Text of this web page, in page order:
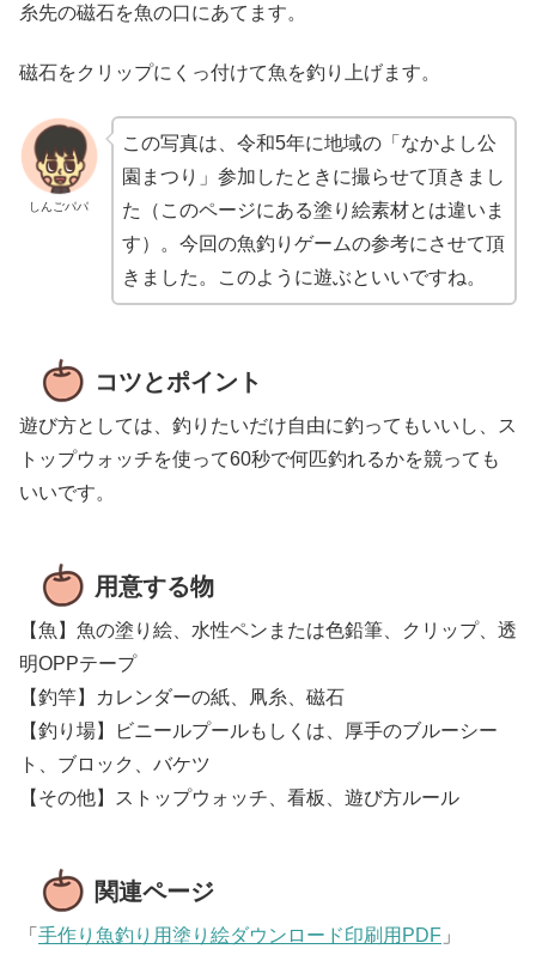
糸先の磁石を魚の口にあてます。
磁石をクリップにくっ付けて魚を釣り上げます。
しんごパパ
この写真は、令和5年に地域の「なかよし公
園まつり」参加したときに撮らせて頂きまし
た（このページにある塗り絵素材とは違いま
す）。今回の魚釣りゲームの参考にさせて頂
きました。このように遊ぶといいですね。
コツとポイント
遊び方としては、釣りたいだけ自由に釣ってもいいし、ス
トップウォッチを使って60秒で何匹釣れるかを競っても
いいです。
用意する物
【魚】魚の塗り絵、水性ペンまたは色鉛筆、クリップ、透
明OPPテープ
【釣竿】カレンダーの紙、凧糸、磁石
【釣り場】ビニールプールもしくは、厚手のブルーシー
ト、ブロック、バケツ
【その他】ストップウォッチ、看板、遊び方ルール
関連ページ
「 手作り魚釣り用塗り絵ダウンロード印刷用PDF 」